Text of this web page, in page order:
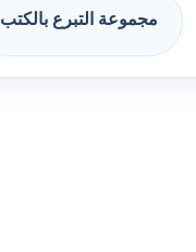
مجموعة التبرع بالكتب